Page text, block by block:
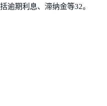
逾期利息、滞纳金等32。